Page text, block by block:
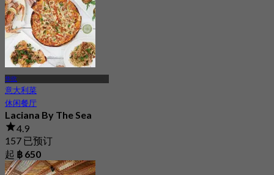
华欣
意大利菜
休闲餐厅
Laciana By The Sea
4.9
157 已预订
起 ฿ 650